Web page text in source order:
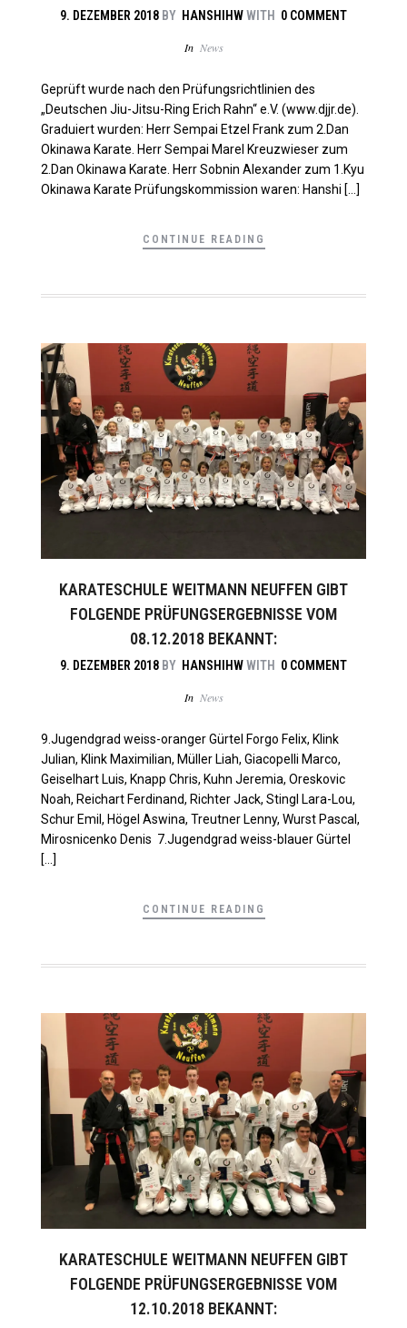
9. DEZEMBER 2018 BY HANSHIHWWITH 0 COMMENT
In News
Geprüft wurde nach den Prüfungsrichtlinien des
„Deutschen Jiu-Jitsu-Ring Erich Rahn“ e.V. (www.djjr.de).
Graduiert wurden: Herr Sempai Etzel Frank zum 2.Dan
Okinawa Karate. Herr Sempai Marel Kreuzwieser zum
2.Dan Okinawa Karate. Herr Sobnin Alexander zum 1.Kyu
Okinawa Karate Prüfungskommission waren: Hanshi […]
CONTINUE READING
KARATESCHULE WEITMANN NEUFFEN GIBT
FOLGENDE PRÜFUNGSERGEBNISSE VOM
08.12.2018 BEKANNT:
9. DEZEMBER 2018 BY HANSHIHWWITH 0 COMMENT
In News
9.Jugendgrad weiss-oranger Gürtel Forgo Felix, Klink
Julian, Klink Maximilian, Müller Liah, Giacopelli Marco,
Geiselhart Luis, Knapp Chris, Kuhn Jeremia, Oreskovic
Noah, Reichart Ferdinand, Richter Jack, Stingl Lara-Lou,
Schur Emil, Högel Aswina, Treutner Lenny, Wurst Pascal,
Mirosnicenko Denis 7.Jugendgrad weiss-blauer Gürtel
[…]
CONTINUE READING
KARATESCHULE WEITMANN NEUFFEN GIBT
FOLGENDE PRÜFUNGSERGEBNISSE VOM
12.10.2018 BEKANNT: